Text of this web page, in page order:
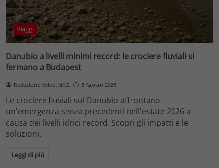
Viaggi
Danubio a livelli minimi record: le crociere fluviali si
fermano a Budapest
Redazione VelvetMAG 5 Agosto 2026
Le crociere fluviali sul Danubio affrontano
un'emergenza senza precedenti nell'estate 2026 a
causa dei livelli idrici record. Scopri gli impatti e le
soluzioni.
Leggi di più